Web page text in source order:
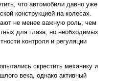
что автомобили давно уже
конструкцией на колесах.
не менее важную роль, чем
для глаза, но необходимых
контроля и регуляции
скрестить механику и
века, однако активный